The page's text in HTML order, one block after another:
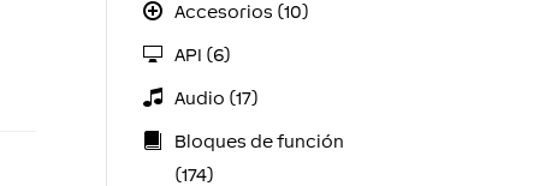
Accesorios (10)
API (6)
Audio (17)
Bloques de función
(174)